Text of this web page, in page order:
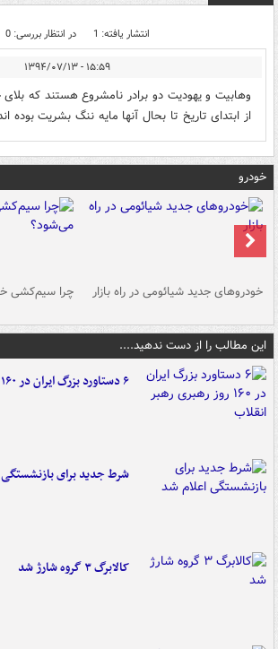
انتشار یافته: 1 در انتظار بررسی: 0
۱۵:۵۹ - ۱۳۹۴/۰۷/۱۳
وهابیت و یهودیت دو برادر نامشروع هستند که
از ابتدای تاریخ تا بحال آنها مایه ننگ بشریت بوده
خودرو
خودروهای جدید شیائومی در راه بازار چرا سیم‌کشی
این مطالب را از دست ندهید....
۶ دستاورد بزرگ ایران در ۱۶۰ روز رهبری رهبر انقلاب
شرط جدید برای
کالابرگ ۳ گروه شارژ شد